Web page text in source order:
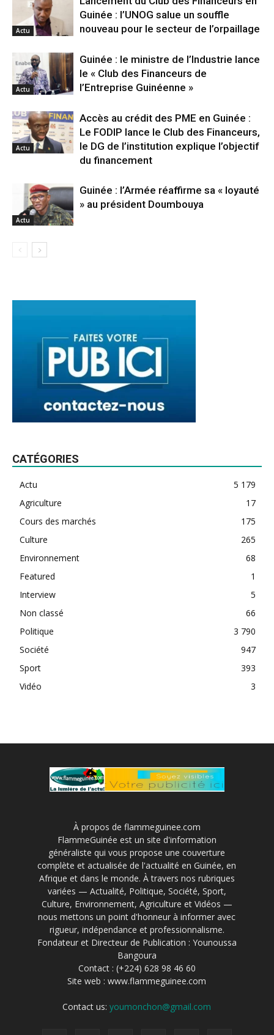
Actu
Guinée : l’UNOG salue un souffle
nouveau pour le secteur de l’orpaillage
Actu
Guinée : le ministre de l’Industrie lance
le « Club des Financeurs de
l’Entreprise Guinéenne »
Actu
Accès au crédit des PME en Guinée :
Le FODIP lance le Club des Financeurs,
le DG de l’institution explique l’objectif
du financement
Actu
Guinée : l’Armée réaffirme sa « loyauté
» au président Doumbouya
CATÉGORIES
Actu
5 179
Agriculture
17
Cours des marchés
175
Culture
265
Environnement
68
Featured
1
Interview
5
Non classé
66
Politique
3 790
Société
947
Sport
393
Vidéo
3
À propos de flammeguinee.com
FlammeGuinée est un site d'information
généraliste qui vous propose une couverture
complète et actualisée de l'actualité en Guinée, en
Afrique et dans le monde. À travers nos rubriques
variées — Actualité, Politique, Société, Sport,
Culture, Environnement, Agriculture et Vidéos —
nous mettons un point d'honneur à informer avec
rigueur, indépendance et professionnalisme.
Fondateur et Directeur de Publication : Younoussa
Bangoura
Contact : (+224) 628 98 46 60
Site web : www.flammeguinee.com
Contact us:youmonchon@gmail.com